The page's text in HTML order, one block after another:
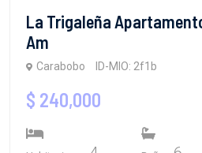
La Trigaleña
Am
Carabobo ID-MIO: 2f1b
$ 240,000